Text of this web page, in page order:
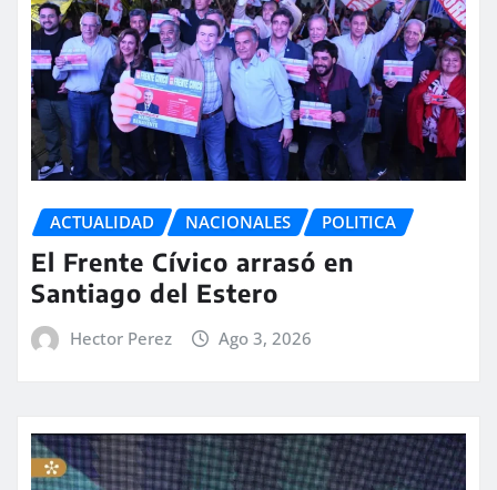
ACTUALIDAD NACIONALES POLITICA
El Frente Cívico arrasó en
Santiago del Estero
Hector Perez Ago 3, 2026